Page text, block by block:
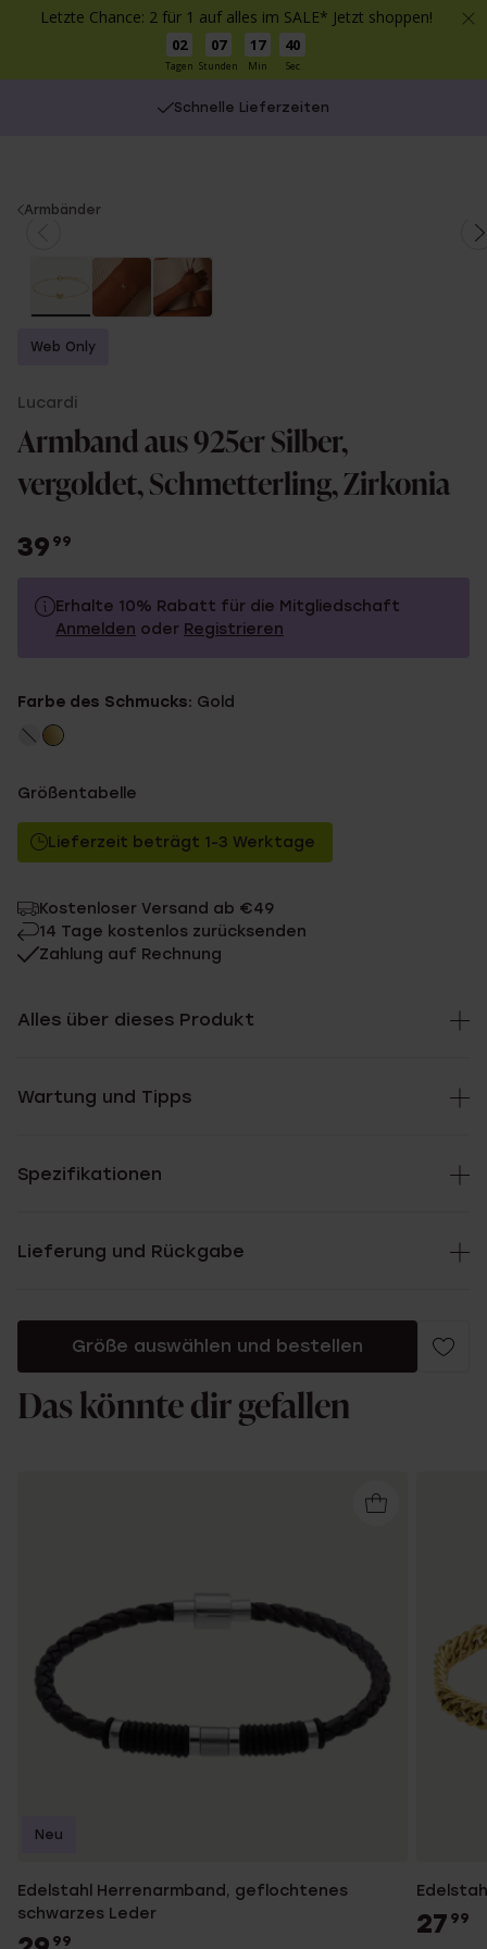
Letzte Chance: 2 für 1 auf alles im SALE* Jetzt shoppen!
02
Tagen
07
Stunden
17
Min
40
Sec
Schnelle Lieferzeiten
You
Armbänder
Web Only
Lucardi
Armband aus 925er Silber,
vergoldet, Schmetterling, Zirkonia
39 99
Erhalte 10% Rabatt für die Mitgliedschaft
Anmelden oder Registrieren
Ohne Mitgliederrabatt
Farbe des Schmucks: Gold
Größentabelle
Lieferzeit beträgt 1-3 Werktage
Kostenloser Versand ab €49
14 Tage kostenlos zurücksenden
Zahlung auf Rechnung
Alles über dieses Produkt
Wartung und Tipps
Spezifikationen
Lieferung und Rückgabe
Größe auswählen und bestellen
Das könnte dir gefallen
Edelstahl Herrenarmband, geflochtenes
schwarzes Leder
99
Neu
27 99